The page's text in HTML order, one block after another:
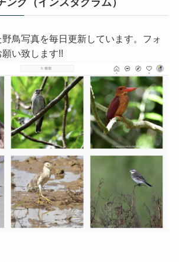
鳥写真を毎日更新しています。フォ
い致します!!